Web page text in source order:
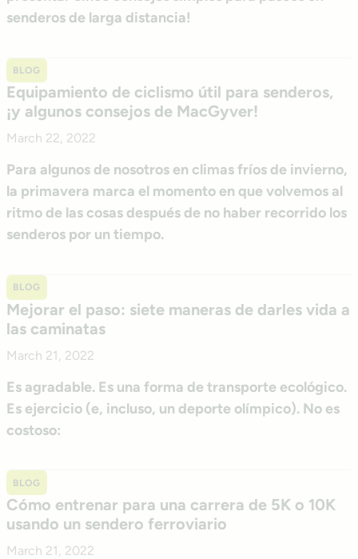
senderos de larga distancia!
BLOG
Equipamiento de ciclismo útil para senderos,
¡y algunos consejos de MacGyver!
March 22, 2022
Para algunos de nosotros en climas fríos de invierno,
la primavera marca el momento en que volvemos al
ritmo de las cosas después de no haber recorrido los
senderos por un tiempo.
BLOG
Mejorar el paso: siete maneras de darles vida a
las caminatas
March 21, 2022
Es agradable. Es una forma de transporte ecológico.
Es ejercicio (e, incluso, un deporte olímpico). No es
costoso:
BLOG
Cómo entrenar para una carrera de 5K o 10K
usando un sendero ferroviario
March 21, 2022